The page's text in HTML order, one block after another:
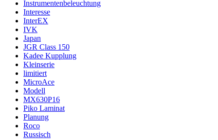
Instrumentenbeleuchtung
Interesse
InterEX
IVK
Japan
JGR Class 150
Kadee Kupplung
Kleinserie
limitiert
MicroAce
Modell
MX630P16
Piko Laminat
Planung
Roco
Russisch